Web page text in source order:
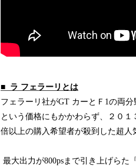
■ ラ フェラーリとは
フェラーリ社がGT カーとＦ1の両
という価格にもかかわらず、２０
倍以上の購入希望者が殺到した超人
最大出力が800psまで引き上げらた